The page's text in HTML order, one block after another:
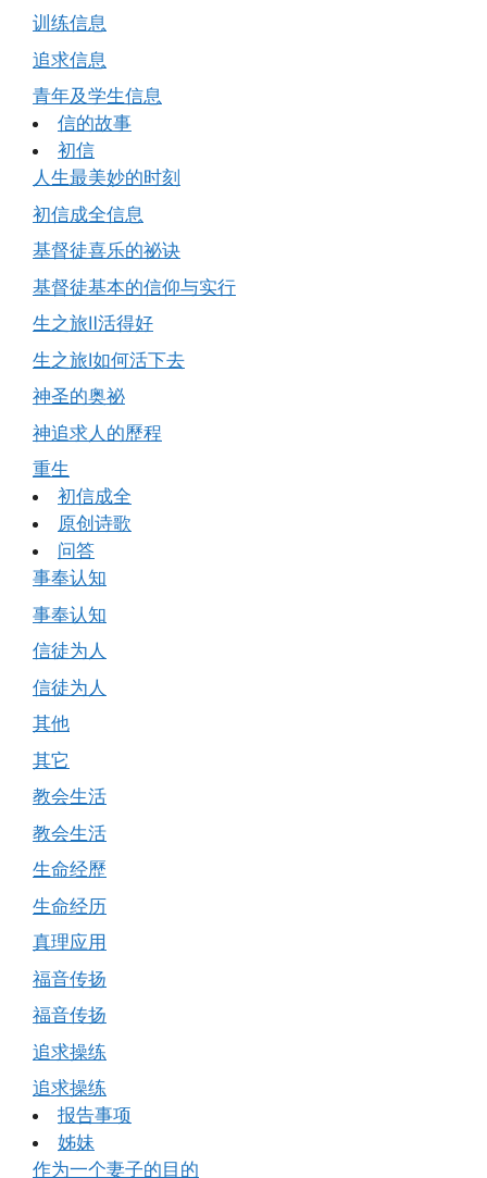
训练信息
追求信息
青年及学生信息
信的故事
初信
人生最美妙的时刻
初信成全信息
基督徒喜乐的祕诀
基督徒基本的信仰与实行
生之旅Ⅱ活得好
生之旅Ⅰ如何活下去
神圣的奥祕
神追求人的歷程
重生
初信成全
原创诗歌
问答
事奉认知
事奉认知
信徒为人
信徒为人
其他
其它
教会生活
教会生活
生命经歷
生命经历
真理应用
福音传扬
福音传扬
追求操练
追求操练
报告事项
姊妹
作为一个妻子的目的